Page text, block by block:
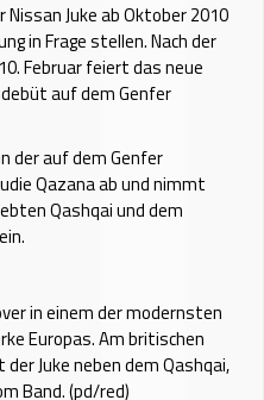
Nissan Juke ab Oktober 2010
in Frage stellen. Nach der
Februar feiert das neue
auf dem Genfer
der auf dem Genfer
Qazana ab und nimmt
Qashqai und dem
in einem der modernsten
Europas. Am britischen
Juke neben dem Qashqai,
Band. (pd/red)